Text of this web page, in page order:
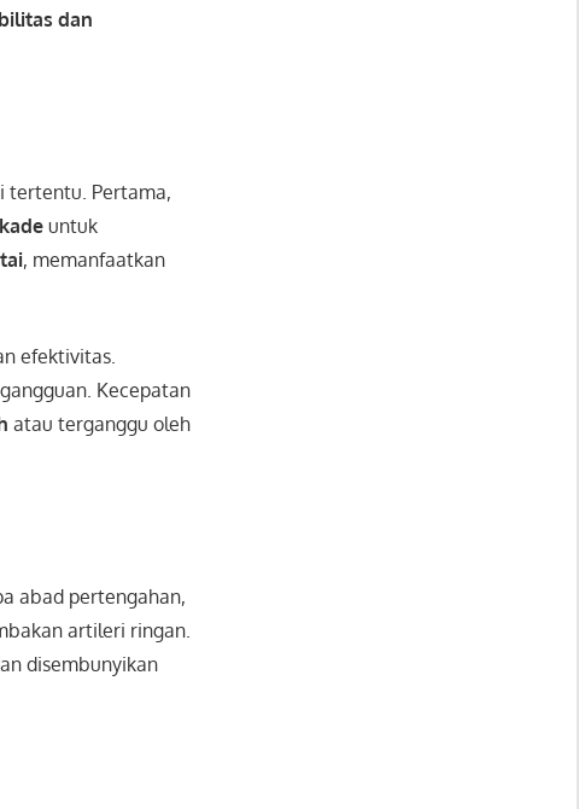
dan
tertentu. Pertama,
untuk
, memanfaatkan
efektivitas.
Kecepatan
atau terganggu oleh
abad pertengahan,
artileri ringan.
disembunyikan